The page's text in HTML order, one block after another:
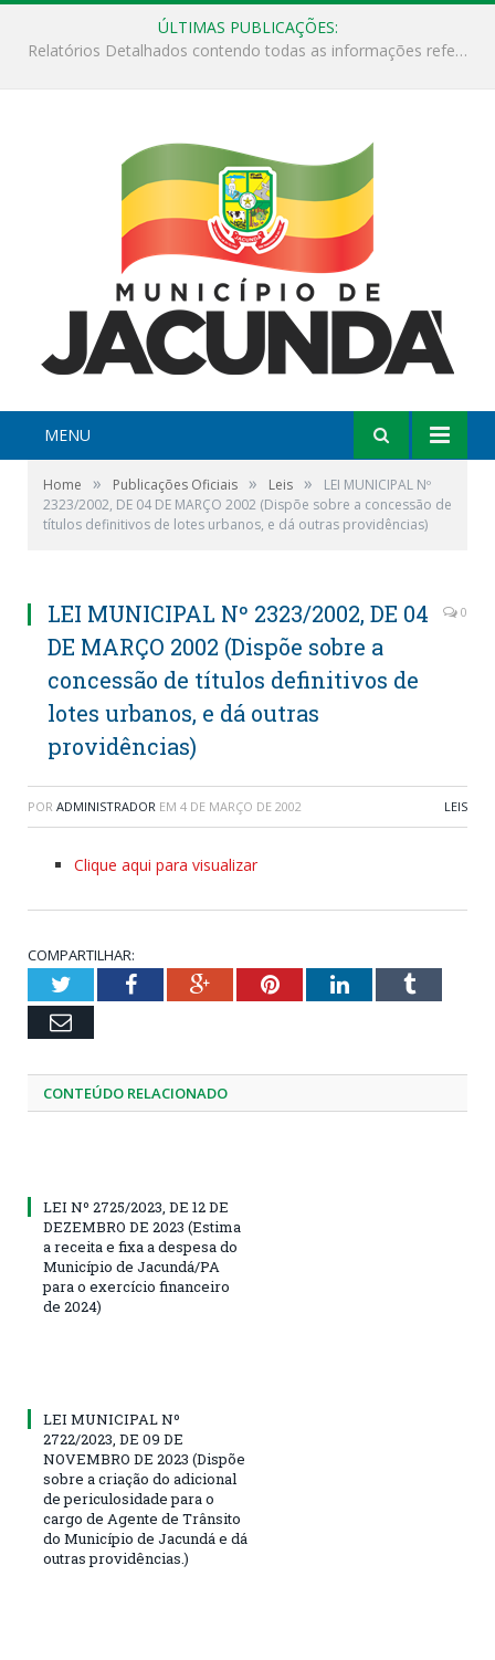
ÚLTIMAS PUBLICAÇÕES:
ESF Alto Paraíso é reinaugurada e passa a funcionar em horário estendido
MENU
Home » Publicações Oficiais » Leis »
LEI MUNICIPAL Nº
2323/2002, DE 04 DE MARÇO 2002 (Dispõe sobre a concessão de
títulos definitivos de lotes urbanos, e dá outras providências)
LEI MUNICIPAL Nº 2323/2002, DE 04
DE MARÇO 2002 (Dispõe sobre a
concessão de títulos definitivos de
lotes urbanos, e dá outras
providências)
0
POR ADMINISTRADOR EM 4 DE MARÇO DE 2002 LEIS
Clique aqui para visualizar
COMPARTILHAR:
TwitterFacebookGoogle+PinterestLinkedInTumblr
Email
CONTEÚDO RELACIONADO
LEI Nº 2725/2023, DE 12 DE
DEZEMBRO DE 2023 (Estima
a receita e fixa a despesa do
Município de Jacundá/PA
para o exercício financeiro
de 2024)
LEI MUNICIPAL Nº
2722/2023, DE 09 DE
NOVEMBRO DE 2023 (Dispõe
sobre a criação do adicional
de periculosidade para o
cargo de Agente de Trânsito
do Município de Jacundá e dá
outras providências.)